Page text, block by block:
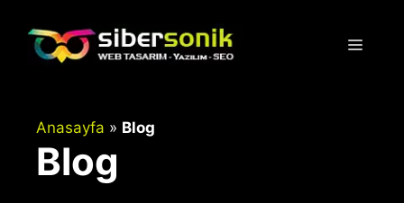
Menü
Anasayfa » Blog
Blog